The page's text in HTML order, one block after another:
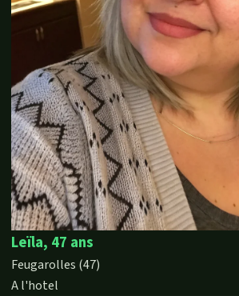
Leïla, 47 ans
Feugarolles (47)
A l'hotel